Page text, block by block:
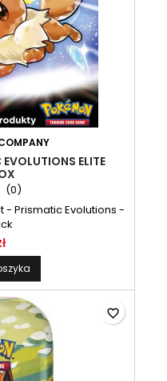
ELITE
(0)
- Prismatic Evolutions -
favorite_border